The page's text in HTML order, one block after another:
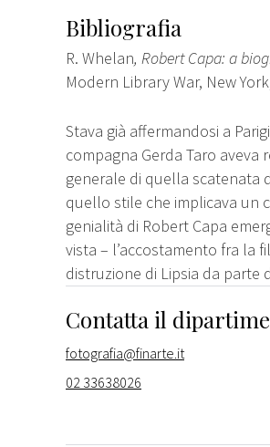
Bibliografia
R. Whelan, Robert Capa: a
Modern Library War, New
Stava già affermandosi a
compagna Gerda Taro
generale di quella scatenata
quello stile che implicava un
genialità di Robert Capa
vista – l’accostamento fra la
distruzione di Lipsia da parte
Contatta il
fotografia@finarte.it
02 33638026